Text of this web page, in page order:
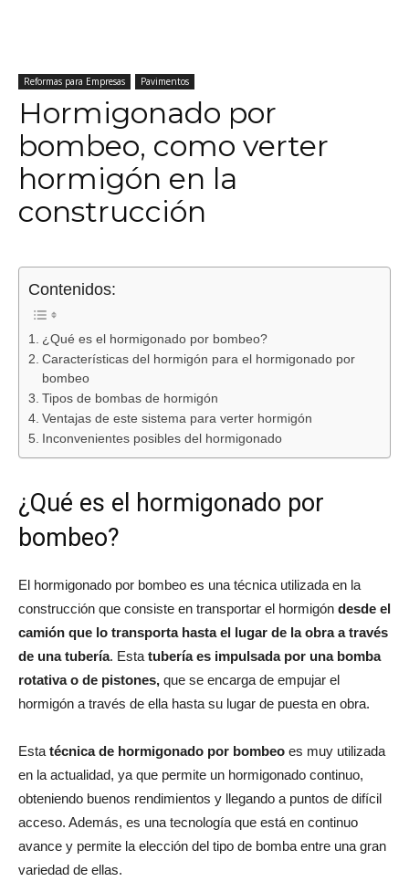
Reformas para Empresas Pavimentos
Hormigonado por
bombeo, como verter
hormigón en la
construcción
Contenidos:
¿Qué es el hormigonado por bombeo?
Características del hormigón para el hormigonado por
bombeo
Tipos de bombas de hormigón
Ventajas de este sistema para verter hormigón
Inconvenientes posibles del hormigonado
¿Qué es el hormigonado por
bombeo?
El hormigonado por bombeo es una técnica utilizada en la
construcción que consiste en transportar el hormigón desde el
camión que lo transporta hasta el lugar de la obra a través
de una tubería. Esta tubería es impulsada por una bomba
rotativa o de pistones, que se encarga de empujar el
hormigón a través de ella hasta su lugar de puesta en obra.
Esta técnica de hormigonado por bombeo es muy utilizada
en la actualidad, ya que permite un hormigonado continuo,
obteniendo buenos rendimientos y llegando a puntos de difícil
acceso. Además, es una tecnología que está en continuo
avance y permite la elección del tipo de bomba entre una gran
variedad de ellas.